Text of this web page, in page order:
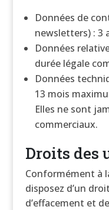
Données de
newsletters) : 3
Données
durée légale
Données
13 mois
Elles ne sont
commerciaux.
Droits des
Conformément à
disposez d’un
d’effacement et